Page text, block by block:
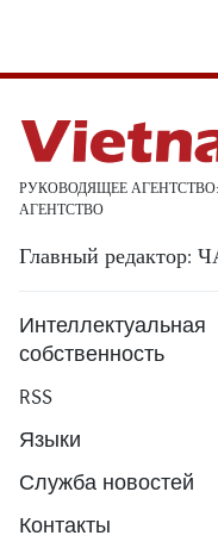
РУКОВОДЯЩЕЕ
АГЕНТСТВО
Главный
Интеллектуальная
собственность
RSS
Языки
Служба новостей
Контакты